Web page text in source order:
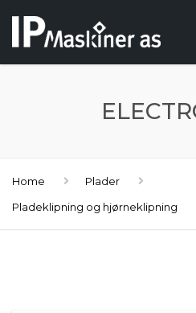
Home
Plader
Pladeklipning og hjørneklipning